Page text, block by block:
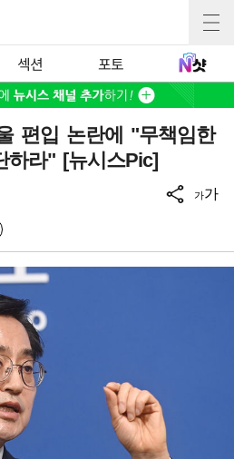
섹션 포토
편입 논란에 "무책임한
하라" [뉴시스Pic]
가가